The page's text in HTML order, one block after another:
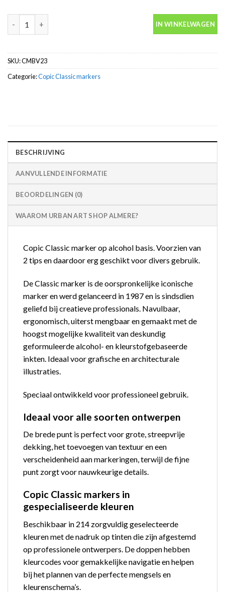
Copic Classic BV23 Grayish Lavender inkt marker alcohol aantal
IN WINKELWAGEN
SKU:CMBV23
Categorie:Copic Classic markers
BESCHRIJVING
AANVULLENDE INFORMATIE
BEOORDELINGEN (0)
WAAROM URBAN ART SHOP ALMERE?
Copic Classic marker op alcohol basis. Voorzien van
2 tips en daardoor erg geschikt voor divers gebruik.
De Classic marker is de oorspronkelijke iconische
marker en werd gelanceerd in 1987 en is sindsdien
geliefd bij creatieve professionals. Navulbaar,
ergonomisch, uiterst mengbaar en gemaakt met de
hoogst mogelijke kwaliteit van deskundig
geformuleerde alcohol- en kleurstofgebaseerde
inkten. Ideaal voor grafische en architecturale
illustraties.
Speciaal ontwikkeld voor professioneel gebruik.
Ideaal voor alle soorten ontwerpen
De brede punt is perfect voor grote, streepvrije
dekking, het toevoegen van textuur en een
verscheidenheid aan markeringen, terwijl de fijne
punt zorgt voor nauwkeurige details.
Copic Classic markers in
gespecialiseerde kleuren
Beschikbaar in 214 zorgvuldig geselecteerde
kleuren met de nadruk op tinten die zijn afgestemd
op professionele ontwerpers. De doppen hebben
kleurcodes voor gemakkelijke navigatie en helpen
bij het plannen van de perfecte mengsels en
kleurenschema’s.